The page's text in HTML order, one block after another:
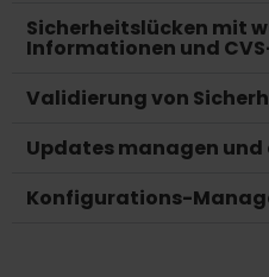
Sicherheitslücken mit
Informationen und
Validierung von
Updates managen
Konfigurations-